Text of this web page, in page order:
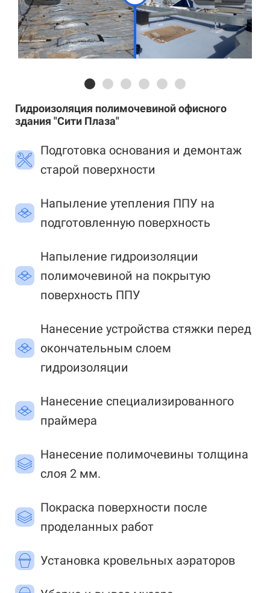
Гидроизоляция полимочевиной офисного
здания "Сити Плаза"
Подготовка основания и демонтаж
старой поверхности
Напыление утепления ППУ на
подготовленную поверхность
Напыление гидроизоляции
полимочевиной на покрытую
поверхность ППУ
Нанесение устройства стяжки перед
окончательным слоем
гидроизоляции
Нанесение специализированного
праймера
Нанесение полимочевины толщина
слоя 2 мм.
Покраска поверхности после
проделанных работ
Установка кровельных аэраторов